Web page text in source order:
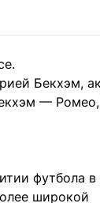
Бекхэм,
— Ромео,
футбола в
широкой